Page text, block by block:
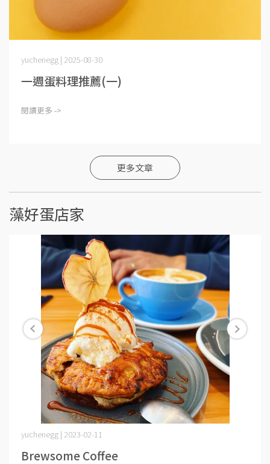
yuchenegg | 2025-08-30
一週蛋料理推薦(一)
閱讀更多 ->
更多文章
藻好蛋店家
yuchenegg | 2023-02-11
Brewsome Coffee